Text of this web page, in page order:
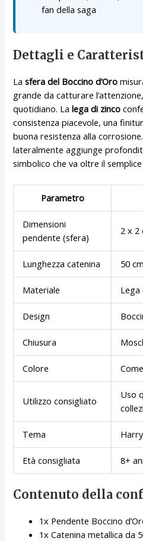
fan della saga
Dettagli e
Lasfera del Boccino d’Oro
grande da catturare
quotidiano. Lalega di zinco
consistenza piacevole, una
buona resistenza alla corrosione.
lateralmente aggiunge
simbolico che va oltre il
Parametro
Dimensioni
pendente (sfera)
2 x 2
Lunghezza catenina 50 cm
Materiale Lega
Design
Chiusura
Colore
Utilizzo consigliato
Uso
Tema
Età consigliata 8+
Contenuto della
1x Pendente Boccino
1x Catenina metallica da